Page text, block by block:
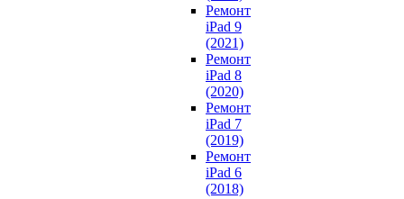
Ремонт
iPad 9
(2021)
Ремонт
iPad 8
(2020)
Ремонт
iPad 7
(2019)
Ремонт
iPad 6
(2018)